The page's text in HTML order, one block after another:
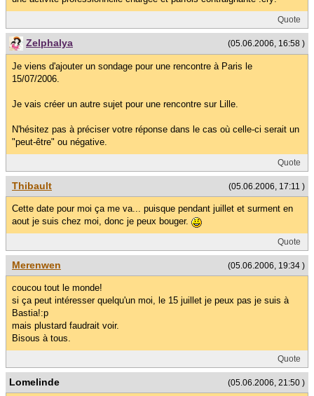
Quote
(05.06.2006, 16:58 )
Zelphalya
Je viens d'ajouter un sondage pour une rencontre à Paris le
15/07/2006.
Je vais créer un autre sujet pour une rencontre sur Lille.
N'hésitez pas à préciser votre réponse dans le cas où celle-ci serait un
"peut-être" ou négative.
Quote
(05.06.2006, 17:11 )
Thibault
Cette date pour moi ça me va... puisque pendant juillet et surment en
aout je suis chez moi, donc je peux bouger.
Quote
(05.06.2006, 19:34 )
Merenwen
coucou tout le monde!
si ça peut intéresser quelqu'un moi, le 15 juillet je peux pas je suis à
Bastia!:p
mais plustard faudrait voir.
Bisous à tous.
Quote
(05.06.2006, 21:50 )
Lomelinde